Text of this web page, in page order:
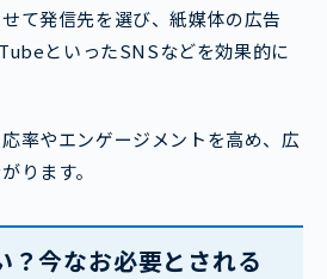
て発信先を選び、紙媒体の広告
といったSNSなどを効果的に
率やエンゲージメントを高め、広
ります。
？今なお必要とされる